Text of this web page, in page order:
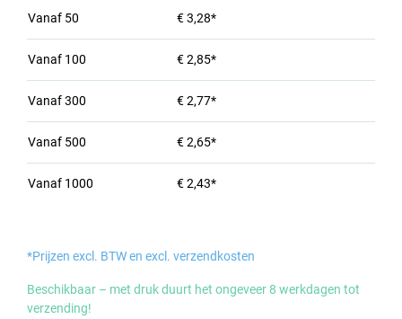
Vanaf 50 € 3,28*
Vanaf 100 € 2,85*
Vanaf300 € 2,77*
Vanaf 500 € 2,65*
Vanaf 1000 € 2,43*
*Prijzen excl. BTW en excl. verzendkosten
Beschikbaar – met druk duurt het ongeveer 8 werkdagen tot
verzending!